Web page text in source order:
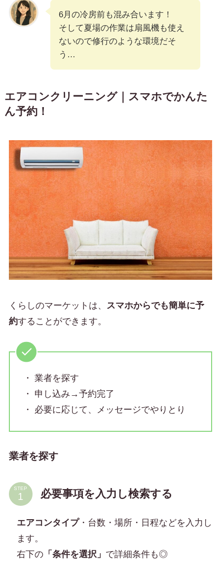
6月の冷房前も混み合います！
そして夏場の作業は扇風機も使え
ないので修行のような環境だそ
う…
エアコンクリーニング｜スマホでかんた
ん予約！
くらしのマーケットは、 スマホからでも簡単に予
約することができます。
・ 業者を探す
・ 申し込み→予約完了
・ 必要に応じて、メッセージでやりとり
業者を探す
STEP 必要事項を入力し検索する
エアコンタイプ・台数・場所・日程などを入力し
ます。
右下の「条件を選択」 で詳細条件も◎